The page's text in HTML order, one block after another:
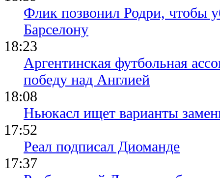
Флик позвонил Родри, чтобы
Барселону
18:23
Аргентинская футбольная
победу над Англией
18:08
Ньюкасл ищет варианты
17:52
Реал подписал Диоманде
17:37